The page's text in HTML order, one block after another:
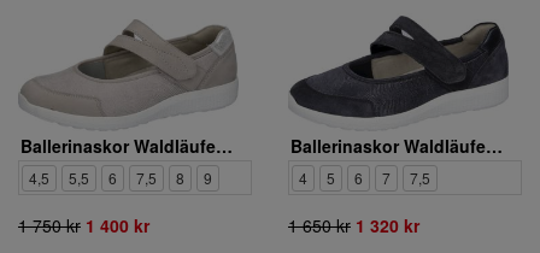
Ballerinaskor Waldläufer. 634K31-310-349
4,5 5,5 6 7,5 8 9
1 750 kr 1 400 kr
Ballerinaskor Waldläufer. 634K31-311-194
4 5 6 7 7,5
1 650 kr 1 320 kr